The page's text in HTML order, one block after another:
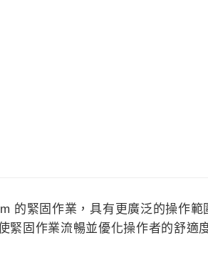
的緊固作業，具有更廣泛的操作範
緊固作業流暢並優化操作者的舒適